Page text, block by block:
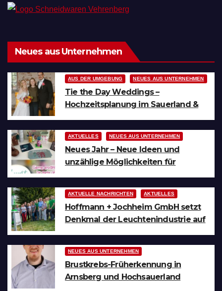
Neues aus Unternehmen
AUS DER UMGEBUNG NEUES AUS UNTERNEHMEN
Tie the Day Weddings –
Hochzeitsplanung im Sauerland &
AKTUELLES NEUES AUS UNTERNEHMEN
Neues Jahr – Neue Ideen und
unzählige Möglichkeiten für
AKTUELLE NACHRICHTEN AKTUELLES
Hoffmann + Jochheim GmbH setzt
Denkmal der Leuchtenindustrie auf
NEUES AUS UNTERNEHMEN
Brustkrebs-Früherkennung in
Arnsberg und Hochsauerland